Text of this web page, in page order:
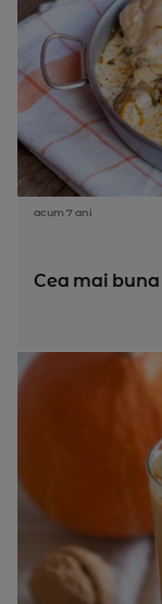
acum 7 ani
Cea mai